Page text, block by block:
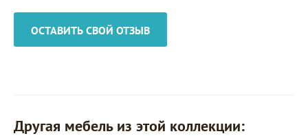
ОСТАВИТЬ СВОЙ ОТЗЫВ
Другая мебель из этой коллекции: